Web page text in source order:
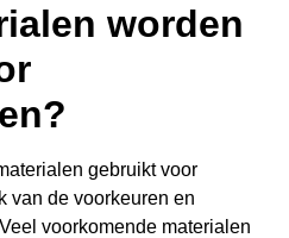
worden
gebruikt voor
van de voorkeuren en
voorkomende materialen